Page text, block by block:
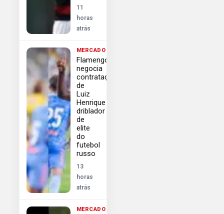
11
horas
atrás
MERCADO
Flamengo
negocia
contratação
de
Luiz
Henrique
driblador
de
elite
do
futebol
russo
13
horas
atrás
MERCADO